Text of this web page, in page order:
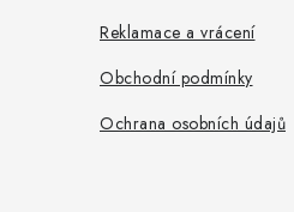
Reklamace a vrácení
Obchodní podmínky
Ochrana osobních údajů